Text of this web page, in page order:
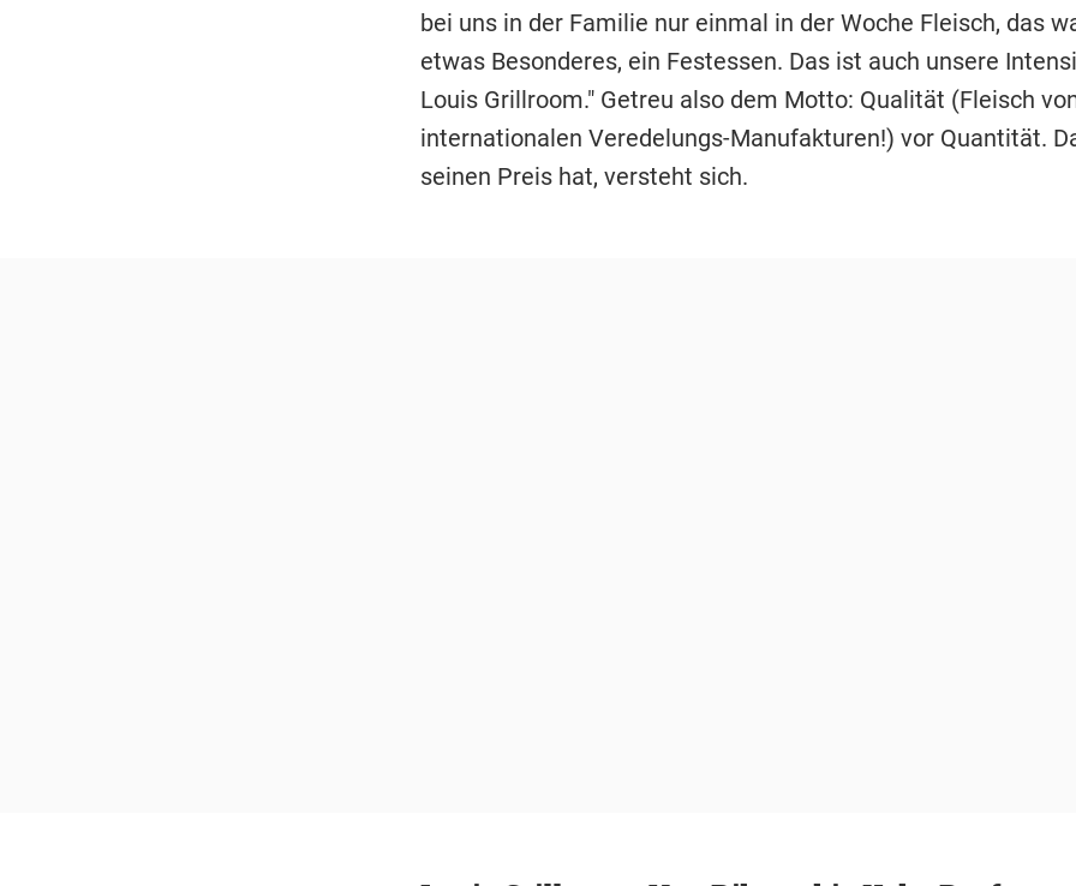
bei uns in der Familie nur einmal in der Woche Fleisch, das
etwas Besonderes, ein Festessen. Das ist auch unsere
Louis Grillroom." Getreu also dem Motto: Qualität (Fleisch
internationalen Veredelungs-Manufakturen!) vor Quantität.
seinen Preis hat, versteht sich.